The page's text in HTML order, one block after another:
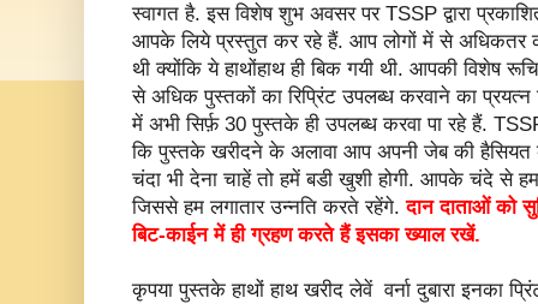
स्वागत है. इस विशेष शुभ अवसर पर TSSP द्वारा
आपके लिये प्रस्तुत कर रहे हैं. आप लोगों में से अधिकतर
थी क्योंकि ये हाथोंहाथ ही बिक गयी थी. आपकी विशेष
से अधिक पुस्तकों का रिप्रिंट उपलब्ध करवाने का प्रयत्न
में अभी सिर्फ़ 30 पुस्तके ही उपलब्ध करवा पा रहे हैं.
कि पुस्तके खरीदने के अलावा आप अपनी जेब की हैसियत
चंदा भी देना चाहें तो हमें बडी खुशी होगी. आपके चंदे से
जिससे हम लगातार उन्नति करते रहेंगे.दान दाताओं को
बिट-काईन में ही ग्रहण करते हैं इसका ख्याल रखें.
कृपया पुस्तके हाथों हाथ खरीद लेवें वर्ना दुबारा इनका